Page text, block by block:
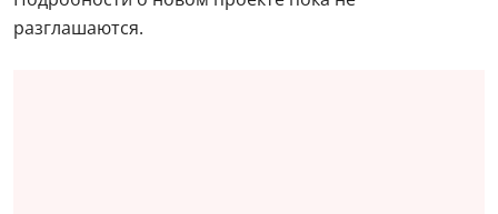
разглашаются.